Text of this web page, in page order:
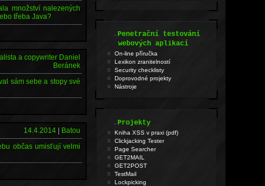
množství nalezených
třeba Java?
a copywriter Daniel
Beránek
sám sebe a stopy své
14.4.2014 | Batou
občas umisťují velmi
.Penetrační testování
webových aplikací
On-line příručka
Lexikon zranitelností
Security checklisty
Doprovodné projekty
Nástroje
.Projekty
Kniha XSS v praxi (pdf)
Clickjacking Tester
Page Searcher
GET2MAIL
GET2POST
TestMail
Lockpicking